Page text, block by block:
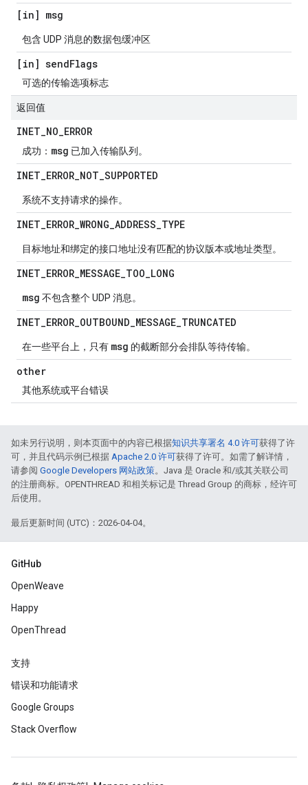
[in] msg
包含 UDP 消息的数据包缓冲区
[in] sendFlags
可选的传输选项标志
返回值
INET_NO_ERROR
成功： msg 已加入传输队列。
INET_ERROR_NOT_SUPPORTED
系统不支持请求的操作。
INET_ERROR_WRONG_ADDRESS_TYPE
目标地址和绑定的接口地址没有匹配的协议版本或地址类型。
INET_ERROR_MESSAGE_TOO_LONG
msg 不包含整个 UDP 消息。
INET_ERROR_OUTBOUND_MESSAGE_TRUNCATED
在一些平台上，只有 msg 的截断部分会排队等待传输。
other
其他系统或平台错误
如未另行说明，则本页面中的内容已根据知识共享署名 4.0 许可获得了许
可，并且代码示例已根据 Apache 2.0 许可获得了许可。如需了解详情，
请参阅 Google Developers 网站政策。Java 是 Oracle 和/或其关联公司
的注册商标。OPENTHREAD 和相关标记是 Thread Group 的商标，经许可
后使用。
最后更新时间 (UTC)：2026-04-04。
GitHub
OpenWeave
Happy
OpenThread
支持
错误和功能请求
Google Groups
Stack Overflow